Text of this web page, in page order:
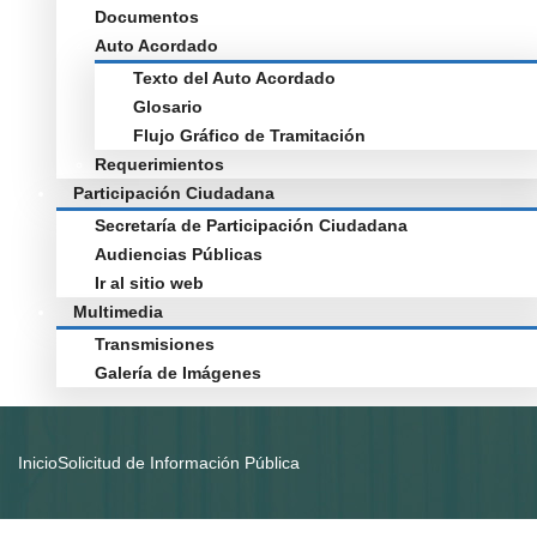
Documentos
Auto Acordado
Texto del Auto Acordado
Glosario
Flujo Gráfico de Tramitación
Requerimientos
Participación Ciudadana
Secretaría de Participación Ciudadana
Audiencias Públicas
Ir al sitio web
Multimedia
Transmisiones
Galería de Imágenes
InicioSolicitud de Información Pública